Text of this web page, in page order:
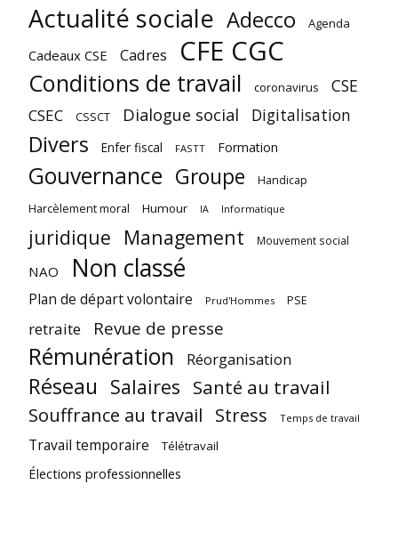
Actualité sociale Adecco Agenda
Cadeaux CSE Cadres CFE CGC
Conditions de travail coronavirus CSE
CSEC CSSCT Dialogue social Digitalisation
Divers Enfer fiscal FASTT Formation
Gouvernance Groupe Handicap
Harcèlement moral Humour IA Informatique
juridique Management Mouvement social
NAO Non classé
Plan de départ volontaire Prud'Hommes PSE
retraite Revue de presse
Rémunération Réorganisation
Réseau Salaires Santé au travail
Souffrance au travail Stress Temps de travail
Travail temporaire Télétravail
Élections professionnelles